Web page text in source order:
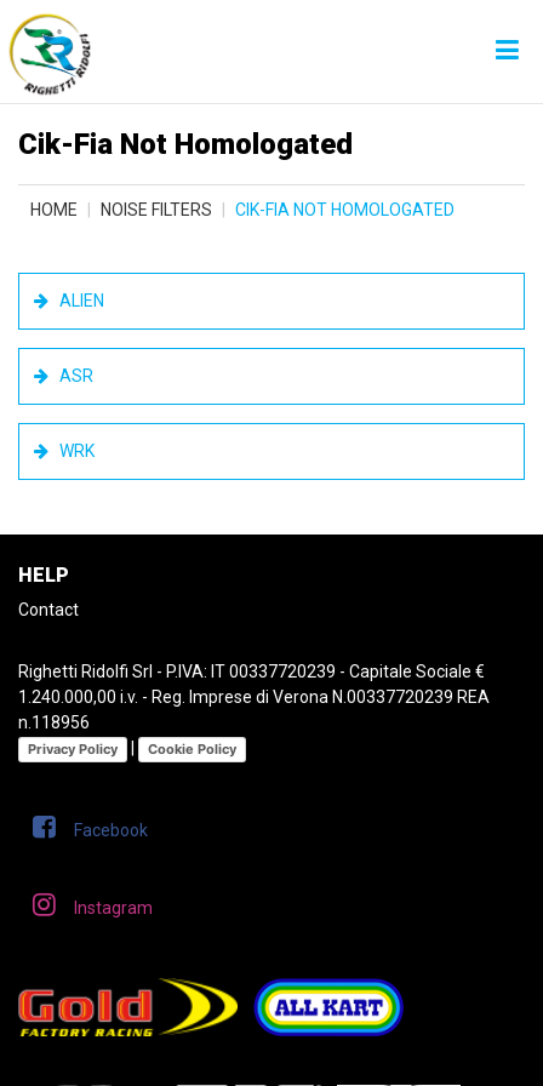
Cik-Fia Not Homologated
HOME NOISE FILTERS CIK-FIA NOT HOMOLOGATED
ALIEN
ASR
WRK
HELP
Contact
Righetti Ridolfi Srl - P.IVA: IT 00337720239 - Capitale Sociale €
1.240.000,00 i.v. - Reg. Imprese di Verona N.00337720239 REA
n.118956
Privacy Policy Cookie Policy
Facebook
Instagram